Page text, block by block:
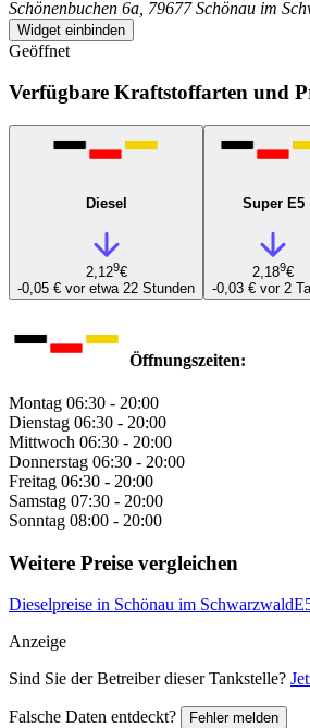
Schönenbuchen 6a, 79677 Schönau im
Widget einbinden
Geöffnet
Verfügbare Kraftstoffarten und
Diesel
2,129€
-0,05 € vor etwa 22 Stunden
Super E5
2,189€
-0,03 € vor 2
Öffnungszeiten:
Montag 06:30 - 20:00
Dienstag 06:30 - 20:00
Mittwoch 06:30 - 20:00
Donnerstag 06:30 - 20:00
Freitag 06:30 - 20:00
Samstag 07:30 - 20:00
Sonntag 08:00 - 20:00
Weitere Preise vergleichen
Dieselpreise in Schönau im Schwarzwald
Anzeige
Sind Sie der Betreiber dieser Tankstelle?
Falsche Daten entdeckt? Fehler melden